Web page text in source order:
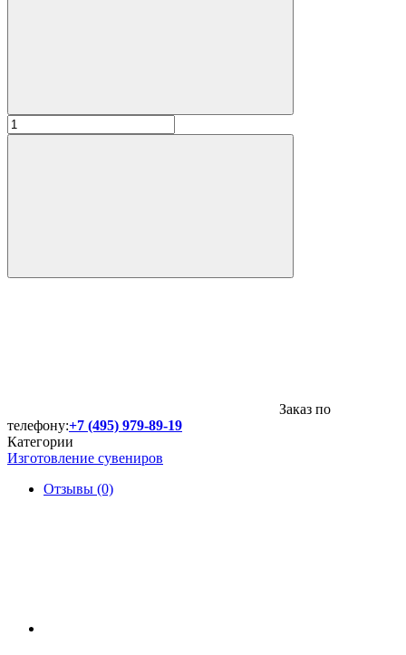
Заказ по
телефону:+7 (495) 979-89-19
Категории
Изготовление сувениров
Отзывы (0)